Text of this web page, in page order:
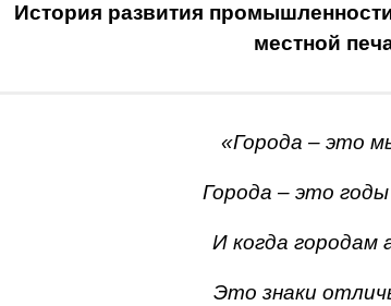
История развития
местной
«Города – это
Города – это
И когда городам
Это знаки